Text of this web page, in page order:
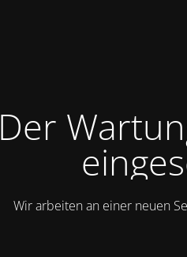
Der
Wir arbeiten an einer neuen